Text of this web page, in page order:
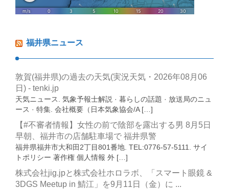
福井県ニュース
敦賀(福井県)の過去の天気(実況天気・2026年08月06
日) - tenki.jp
天気ニュース. 気象予報士解説 · 暮らしの話題 · 放送局のニュ
ース · 特集. 会社概要（日本気象協会/A […]
【#不審者情報】女性の前で陰部を露出する男 8月5日
早朝、福井市の店舗駐車場で 福井県警
福井県福井市大和田2丁目801番地. TEL:0776-57-5111. サイ
トポリシー 著作権 個人情報 外 […]
株式会社jig.jpと株式会社ホロラボ、「スマート眼鏡 &
3DGS Meetup in 鯖江」を9月11日（金）に ...